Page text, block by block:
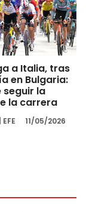
a Italia, tras
en Bulgaria:
seguir la
la carrera
EFE 11/05/2026